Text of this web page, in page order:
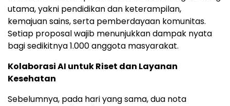
utama, yakni pendidikan dan keterampilan,
kemajuan sains, serta pemberdayaan komunitas.
Setiap proposal wajib menunjukkan dampak nyata
bagi sedikitnya 1.000 anggota masyarakat.
Kolaborasi AI untuk Riset dan Layanan
Kesehatan
Sebelumnya, pada hari yang sama, dua nota